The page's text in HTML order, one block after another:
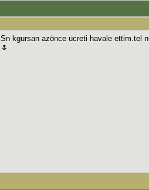
Sn kgursan azönce ücreti havale ettim.tel
🌷